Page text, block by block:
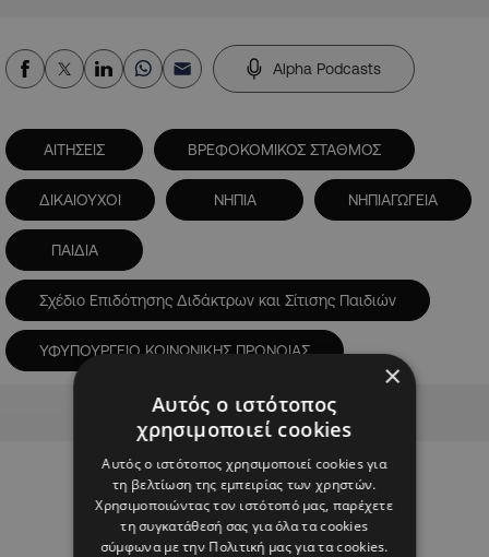
Alpha Podcasts
ΑΙΤΗΣΕΙΣ ΒΡΕΦΟΚΟΜΙΚΟΣ ΣΤΑΘΜΟΣ
ΔΙΚΑΙΟΥΧΟΙ ΝΗΠΙΑ ΝΗΠΙΑΓΩΓΕΙΑ
ΠΑΙΔΙΑ
Σχέδιο Επιδότησης Διδάκτρων και Σίτισης Παιδιών
ΥΦΥΠΟΥΡΓΕΙΟ ΚΟΙΝΩΝΙΚΗΣ ΠΡΟΝΟΙΑΣ
Advertisement
×
Αυτός ο ιστότοπος
χρησιμοποιεί cookies
Αυτός ο ιστότοπος χρησιμοποιεί cookies για
τη βελτίωση της εμπειρίας των χρηστών.
Χρησιμοποιώντας τον ιστότοπό μας, παρέχετε
τη συγκατάθεσή σας για όλα τα cookies
σύμφωνα με την Πολιτική μας για τα cookies.